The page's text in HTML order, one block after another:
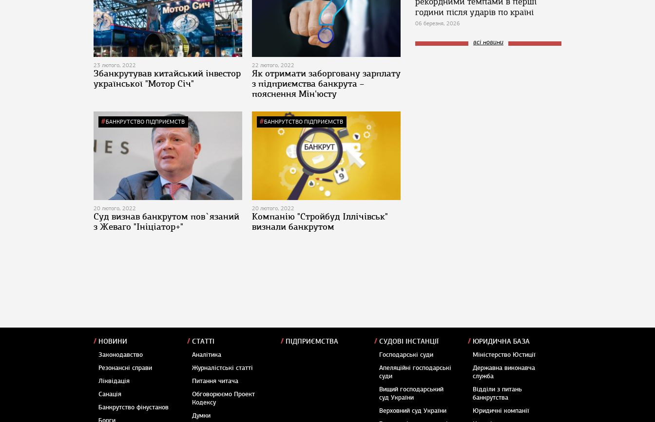
23 лютого, 2022
Збанкрутував китайський інвестор
української "Мотор Січ"
22 лютого, 2022
Як отримати заборговану зарплату
з підприємства банкрута –
пояснення Мін'юсту
БАНКРУТСТВО ПІДПРИЄМСТВ
20 лютого, 2022
Суд визнав банкрутом пов`язаний
з Жеваго "Ініціатор+"
БАНКРУТСТВО ПІДПРИЄМСТВ
20 лютого, 2022
Компанію "Стройбуд Іллічівськ"
визнали банкрутом
години після ударів по країні
06 березня, 2026
всі новини
НОВИНИ
Законодавство
Резонансні справи
Ліквідація
Санація
Банкрутство фінустанов
СТАТТІ
Аналітика
Журналістські статті
Питання читача
Обговорюємо Проект
Кодексу
Думки
ПІДПРИЄМСТВА СУДОВІ ІНСТАНЦІЇ
Господарські суди
Апеляційні господарські
суди
Вищий господарський
суд України
Верховний суд України
ЮРИДИЧНА БАЗА
Міністерство Юстиції
Державна виконавча
служба
Відділи з питань
банкрутства
Юридичні компанії